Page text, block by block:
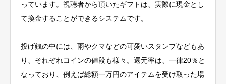
っています。視聴者から頂いたギフトは、実際に現金とし
て換金することができるシステムです。
投げ銭の中には、雨やクマなどの可愛いスタンプなどもあ
り、それぞれコインの値段も様々。還元率は、一律20％と
なっており、例えば総額一万円のアイテムを受け取った場